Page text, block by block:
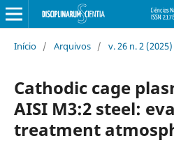
Início / Arquivos / v. 26 n. 2 (2025)
Cathodic cage
AISI M3:2 steel:
treatment